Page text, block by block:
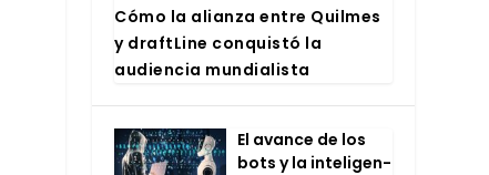
Cómo la alian­za entre Quil­mes
y draftLi­ne con­quis­tó la
audien­cia mun­dia­lis­ta
El avan­ce de los
bots y la inte­li­gen­